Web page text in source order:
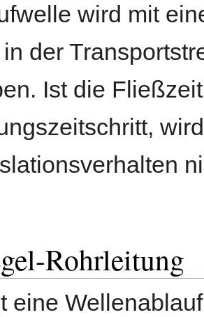
wird mit
der
Ist die
Rohrleitung
eine